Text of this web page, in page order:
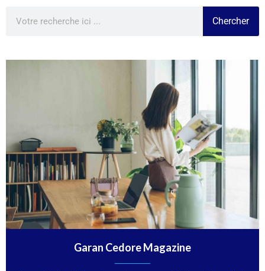
Chercher
Garan Cedore Magazine